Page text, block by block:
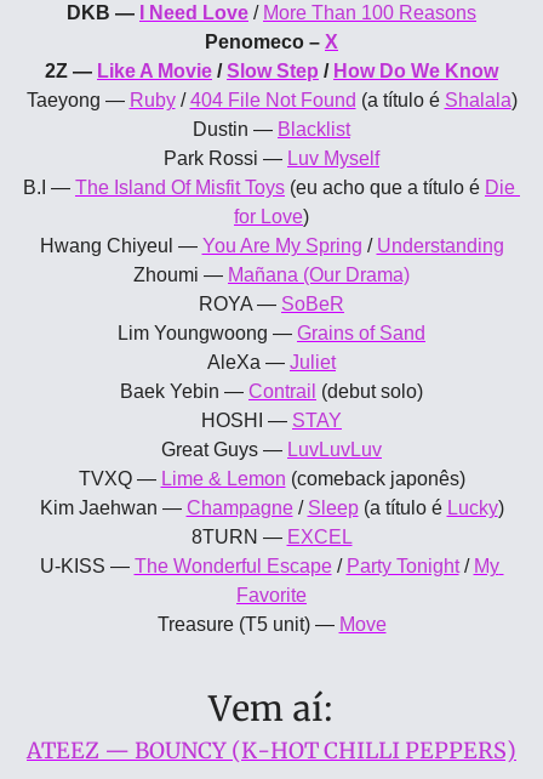
DKB —
I Need Love / More Than 100 Reasons
Penomeco – X
2Z — Like A Movie / Slow Step / How Do We Know
Taeyong — Ruby / 404 File Not Found (a título é Shalala)
Dustin — Blacklist
Park Rossi — Luv Myself
B.I — The Island Of Misfit Toys (eu acho que a título é Die
for Love)
Hwang Chiyeul — You Are My Spring / Understanding
Zhoumi — Mañana (Our Drama)
ROYA — SoBeR
Lim Youngwoong — Grains of Sand
AleXa — Juliet
Baek Yebin — Contrail (debut solo)
HOSHI — STAY
Great Guys — LuvLuvLuv
TVXQ — Lime & Lemon (comeback japonês)
Kim Jaehwan — Champagne / Sleep (a título é Lucky)
8TURN — EXCEL
U-KISS — The Wonderful Escape / Party Tonight / My
Favorite
Treasure (T5 unit) — Move
Vem aí:
ATEEZ — BOUNCY (K-HOT CHILLI PEPPERS)